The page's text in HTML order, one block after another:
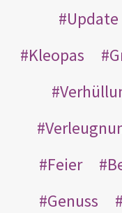
Update
Kleopas
Feier
Genuss